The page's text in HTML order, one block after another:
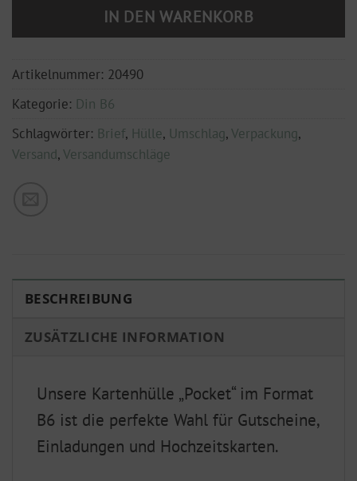
IN DEN WARENKORB
Artikelnummer: 20490
Kategorie: Din B6
Schlagwörter: Brief, Hülle, Umschlag,Verpackung,
Versand,Versandumschläge
BESCHREIBUNG
ZUSÄTZLICHE INFORMATION
Unsere Kartenhülle „Pocket“ im Format
B6 ist die perfekte Wahl für Gutscheine,
Einladungen und Hochzeitskarten.